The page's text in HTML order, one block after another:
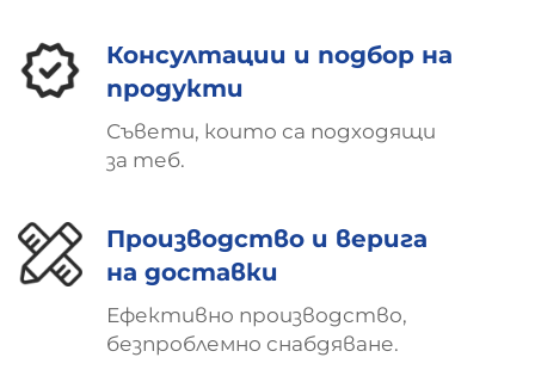
Консултации и подбор на
продукти
Съвети, които са подходящи
за теб.
Производство и верига
на доставки
Ефективно производство,
безпроблемно снабдяване.